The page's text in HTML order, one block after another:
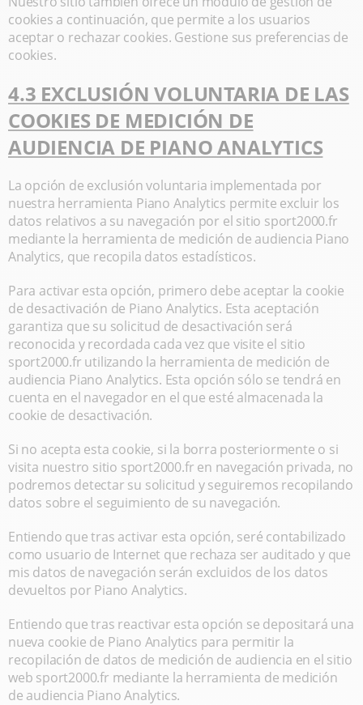
cookies a continuación, que permite a los usuarios
aceptar o rechazar cookies. Gestione sus preferencias de
cookies.
4.3 EXCLUSIÓN VOLUNTARIA DE LAS
COOKIES DE MEDICIÓN DE
AUDIENCIA DE PIANO ANALYTICS
La opción de exclusión voluntaria implementada por
nuestra herramienta Piano Analytics permite excluir los
datos relativos a su navegación por el sitio sport2000.fr
mediante la herramienta de medición de audiencia Piano
Analytics, que recopila datos estadísticos.
Para activar esta opción, primero debe aceptar la cookie
de desactivación de Piano Analytics. Esta aceptación
garantiza que su solicitud de desactivación será
reconocida y recordada cada vez que visite el sitio
sport2000.fr utilizando la herramienta de medición de
audiencia Piano Analytics. Esta opción sólo se tendrá en
cuenta en el navegador en el que esté almacenada la
cookie de desactivación.
Si no acepta esta cookie, si la borra posteriormente o si
visita nuestro sitio sport2000.fr en navegación privada, no
podremos detectar su solicitud y seguiremos recopilando
datos sobre el seguimiento de su navegación.
Entiendo que tras activar esta opción, seré contabilizado
como usuario de Internet que rechaza ser auditado y que
mis datos de navegación serán excluidos de los datos
devueltos por Piano Analytics.
Entiendo que tras reactivar esta opción se depositará una
nueva cookie de Piano Analytics para permitir la
recopilación de datos de medición de audiencia en el sitio
web sport2000.fr mediante la herramienta de medición
de audiencia Piano Analytics.